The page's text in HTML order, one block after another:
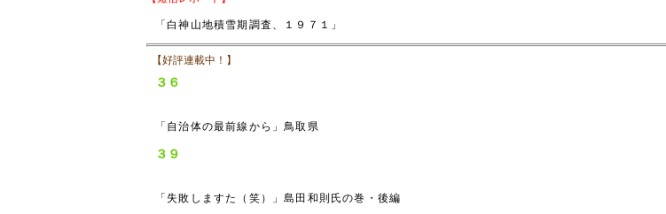
「白神山地積雪期調査、１９７１」
【好評連載中！】
３６
「自治体の最前線から」鳥取県
３９
「失敗しますた（笑）」島田和則氏の巻・後編